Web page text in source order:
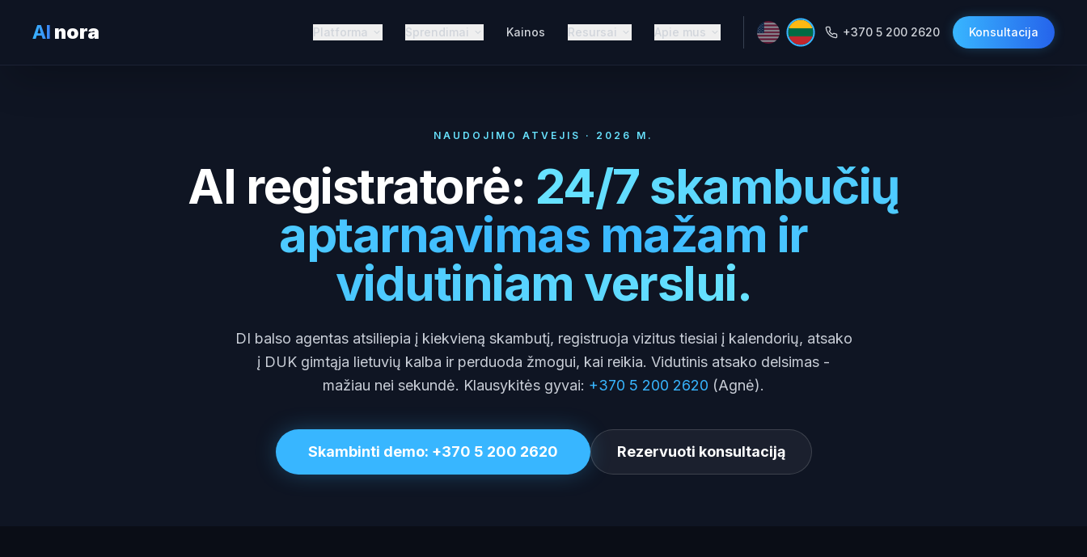
AI nora Platforma Sprendimai Kainos Resursai Apie mus +370 5 200 2620 Konsultacija
NAUDOJIMO ATVEJIS · 2026 M.
AI registratorė: 24/7 skambučių
aptarnavimas mažam ir
vidutiniam verslui.
DI balso agentas atsiliepia į kiekvieną skambutį, registruoja vizitus tiesiai į kalendorių, atsako
į DUK gimtąja lietuvių kalba ir perduoda žmogui, kai reikia. Vidutinis atsako delsimas -
mažiau nei sekundė. Klausykitės gyvai: +370 5 200 2620 (Agnė).
Skambinti demo: +370 5 200 2620 Rezervuoti konsultaciją